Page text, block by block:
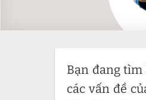
Bạn đang
các vấn đề